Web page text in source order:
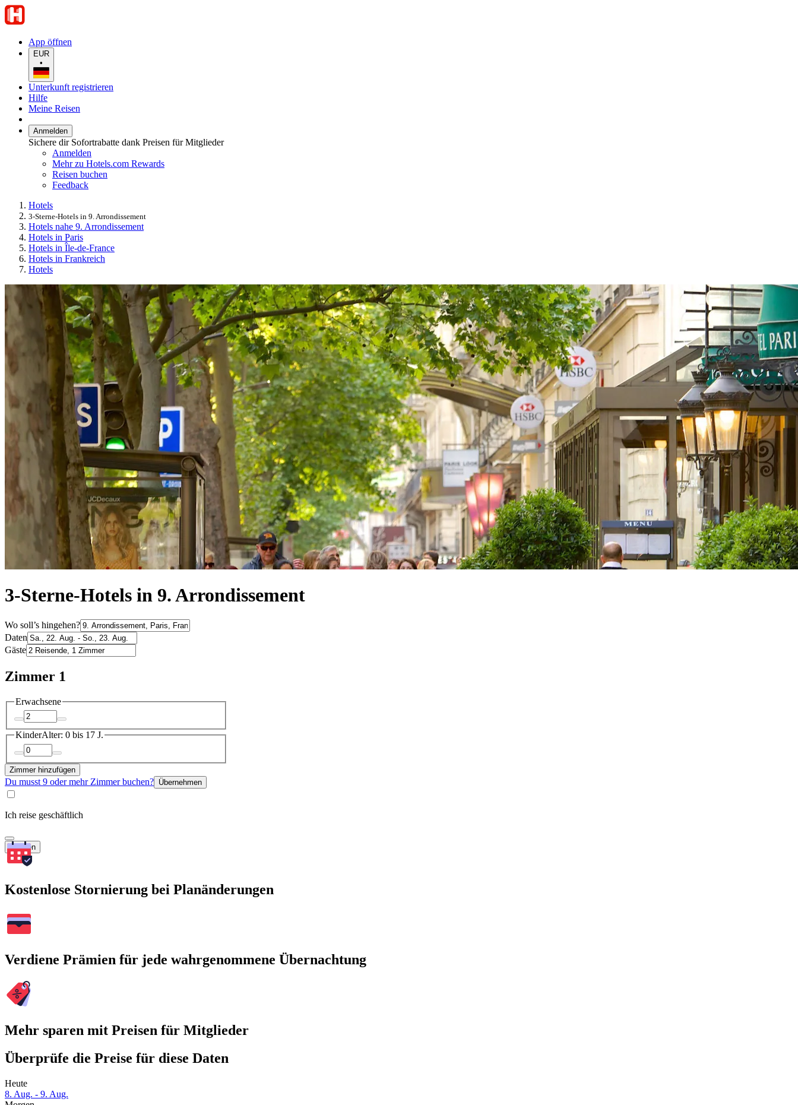
App öffnen
EUR
•
Unterkunft registrieren
Hilfe
Meine Reisen
Anmelden
Sichere dir Sofortrabatte dank Preisen für Mitglieder
Anmelden
Mehr zu Hotels.com Rewards
Reisen buchen
Feedback
Hotels
3-Sterne-Hotels in 9. Arrondissement
Hotels nahe 9. Arrondissement
Hotels in Paris
Hotels in Île-de-France
Hotels in Frankreich
Hotels
3-Sterne-Hotels in 9. Arrondissement
Wo soll’s hingehen?
Daten
Gäste
Zimmer 1
Erwachsene
KinderAlter: 0 bis 17 J.
Zimmer hinzufügen
Du musst 9 oder mehr Zimmer buchen? Übernehmen
Ich reise geschäftlich
Suchen
Kostenlose Stornierung bei Planänderungen
Verdiene Prämien für jede wahrgenommene Übernachtung
Mehr sparen mit Preisen für Mitglieder
Überprüfe die Preise für diese Daten
Heute
8. Aug. - 9. Aug.